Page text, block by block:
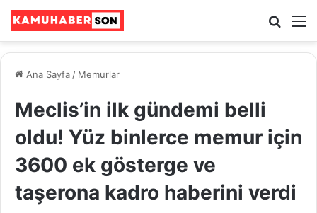
Ara
Ana Sayfa / Memurlar
Meclis’in ilk gündemi belli
oldu! Yüz binlerce memur için
3600 ek gösterge ve
taşerona kadro haberini verdi